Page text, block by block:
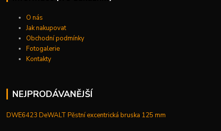
O nás
Jak nakupovat
Obchodní podmínky
Fotogalerie
Kontakty
NEJPRODÁVANĚJŠÍ
DWE6423 DeWALT Pěstní excentrická bruska 125 mm